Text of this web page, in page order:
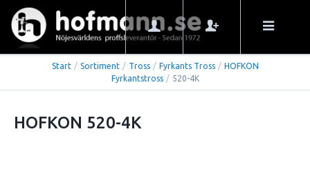
Start / Sortiment / Tross / Fyrkants Tross / HOFKON
Fyrkantstross / 520-4K
HOFKON 520-4K